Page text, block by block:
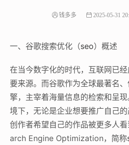
钱多多 2025-05-31
一、谷歌搜索优化（seo）概述
在当今数字化的时代，互联网已
要来源。而谷歌作为全球最著名、
擎，主宰着海量信息的检索和呈
境下，无论是企业想要推广自己
创作者希望自己的作品被更多人
arch Engine Optimization，简称